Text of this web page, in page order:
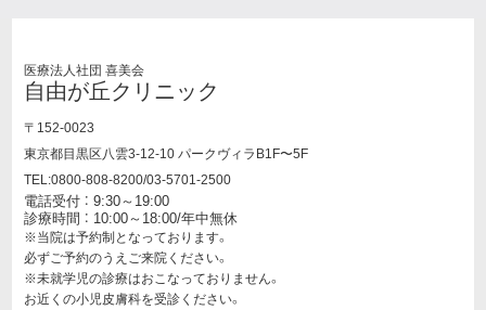
医療法人社団 喜美会
自由が丘クリニック
〒152-0023
東京都目黒区八雲3-12-10 パークヴィラB1F〜5F
TEL:0800-808-8200/03-5701-2500
電話受付 ： 9:30～19:00
診療時間 ： 10:00～18:00/年中無休
※当院は予約制となっております。
必ずご予約のうえご来院ください。
※未就学児の診療はおこなっておりません。
お近くの小児皮膚科を受診ください。